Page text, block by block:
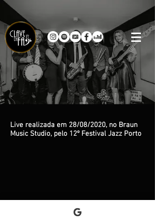
Live realizada em 28/08/2020, no Braun
Music Studio, pelo 12º Festival Jazz Porto